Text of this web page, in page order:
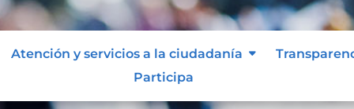
Atención y servicios a la ciudadanía
Participa